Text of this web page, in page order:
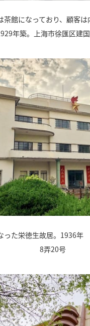
茶館になっており、顧客
年築。上海市徐匯区建
った栄徳生故居。1936年
8弄20号